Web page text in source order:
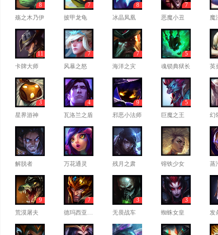
殇之木乃伊
8
披甲龙龟
7
冰晶凤凰
8
恶魔小丑
7
魔
卡牌大师
11
风暴之怒
7
海洋之灾
7
魂锁典狱长
5
英
星界游神
3
瓦洛兰之盾
4
邪恶小法师
9
巨魔之王
5
幻
解脱者 万花通灵 残月之肃 镕铁少女 蒸
荒漠屠夫
9
德玛西亚皇子
7
无畏战车
3
蜘蛛女皇
3
发